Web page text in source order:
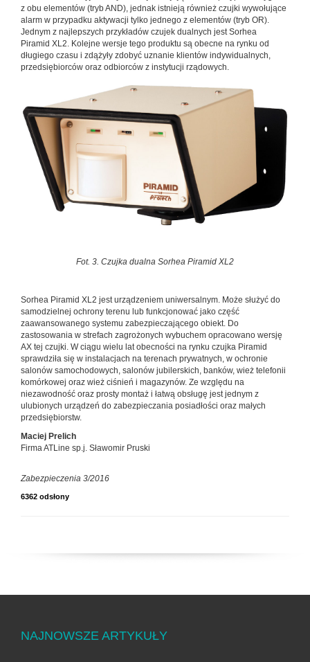
z obu elementów (tryb AND), jednak istnieją również czujki wywołujące
alarm w przypadku aktywacji tylko jednego z elementów (tryb OR).
Jednym z najlepszych przykładów czujek dualnych jest Sorhea
Piramid XL2. Kolejne wersje tego produktu są obecne na rynku od
długiego czasu i zdążyły zdobyć uznanie klientów indywidualnych,
przedsiębiorców oraz odbiorców z instytucji rządowych.
Fot. 3. Czujka dualna Sorhea Piramid XL2
Sorhea Piramid XL2 jest urządzeniem uniwersalnym. Może służyć do
samodzielnej ochrony terenu lub funkcjonować jako część
zaawansowanego systemu zabezpieczającego obiekt. Do
zastosowania w strefach zagrożonych wybuchem opracowano wersję
AX tej czujki. W ciągu wielu lat obecności na rynku czujka Piramid
sprawdziła się w instalacjach na terenach prywatnych, w ochronie
salonów samochodowych, salonów jubilerskich, banków, wież telefonii
komórkowej oraz wież ciśnień i magazynów. Ze względu na
niezawodność oraz prosty montaż i łatwą obsługę jest jednym z
ulubionych urządzeń do zabezpieczania posiadłości oraz małych
przedsiębiorstw.
Maciej Prelich
Firma ATLine sp.j. Sławomir Pruski
Zabezpieczenia 3/2016
6362 odsłony
NAJNOWSZE ARTYKUŁY